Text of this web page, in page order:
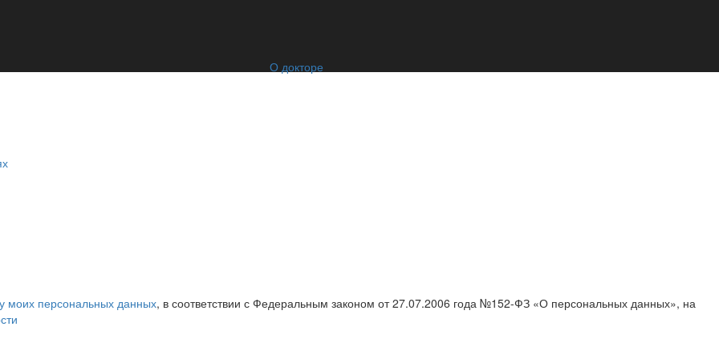
О докторе
моих персональных данных, в соответствии с Федеральным законом от 27.07.2006 года №152-ФЗ «О персональных данных», на